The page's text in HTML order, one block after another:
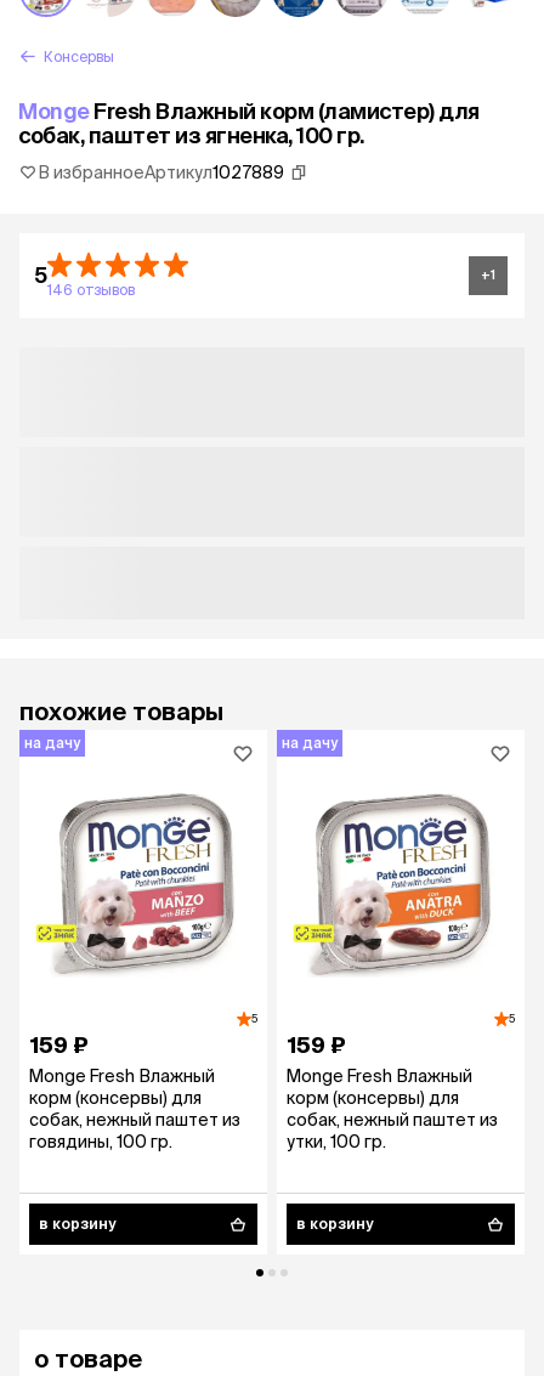
Консервы
MongeFresh Влажный корм (ламистер) для
собак, паштет из ягненка, 100 гр.
В избранноеАртикул1027889
5
146 отзывов
+1
похожие товары
на дачу
5
159 ₽
Monge Fresh Влажный
корм (консервы) для
собак, нежный паштет из
говядины, 100 гр.
в корзину
на дачу
5
159 ₽
Monge Fresh Влажный
корм (консервы) для
собак, нежный паштет из
утки, 100 гр.
в корзину
о товаре